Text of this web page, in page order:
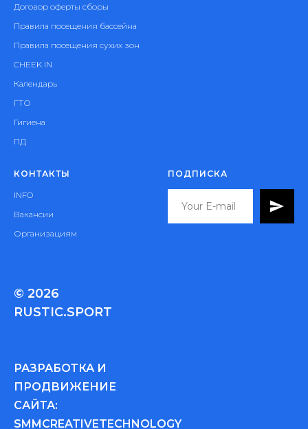
Договор оферты сборы
Правила посещения бассейна
Правила посещения сухих зон
CHEEK IN
Календарь
ГТО
Гигиена
ПД
КОНТАКТЫ
INFO
Вакансии
Организациям
ПОДПИСКА
© 2026
RUSTIC.SPORT
РАЗРАБОТКА И
ПРОДВИЖЕНИЕ
САЙТА:
SMMCREATIVETECHNOLOGY